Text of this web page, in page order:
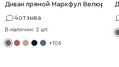
Диван прямой Маркфул Велюр
4отзыва
В наличии: 2 шт.
+106